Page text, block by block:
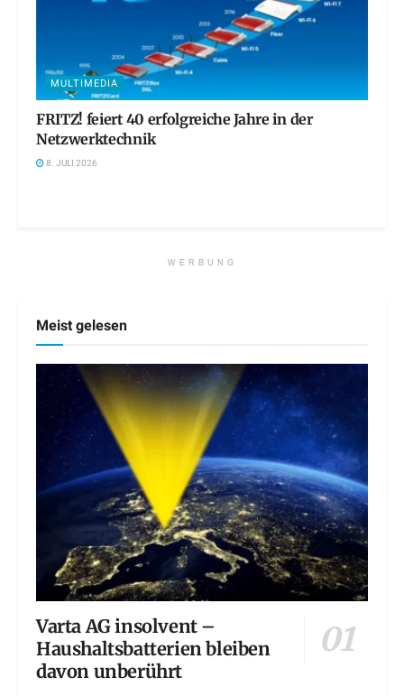
MULTIMEDIA
FRITZ! feiert 40 erfolgreiche Jahre in der
Netzwerktechnik
8. JULI 2026
WERBUNG
Meist gelesen
Varta AG insolvent –
Haushaltsbatterien bleiben
davon unberührt